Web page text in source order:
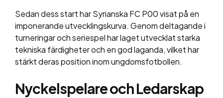
Sedan dess start har Syrianska FC P00 visat på en
imponerande utvecklingskurva. Genom deltagande i
turneringar och seriespel har laget utvecklat starka
tekniska färdigheter och en god laganda, vilket har
stärkt deras position inom ungdomsfotbollen.
Nyckelspelare och Ledarskap